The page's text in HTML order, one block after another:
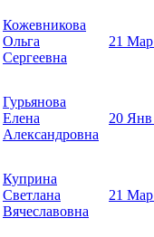
Кожевникова
Ольга
Сергеевна
21
Гурьянова
Елена
Александровна
20 Янв
Куприна
Светлана
Вячеславовна
21